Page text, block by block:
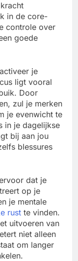
in de core-
controle over
goede
je
ligt vooral
Door
zul je merken
je evenwicht te
in je dagelijkse
bij aan jou
blessures
dat je
op je
je mentale
rust te vinden.
uitvoeren van
niet alleen
om langer